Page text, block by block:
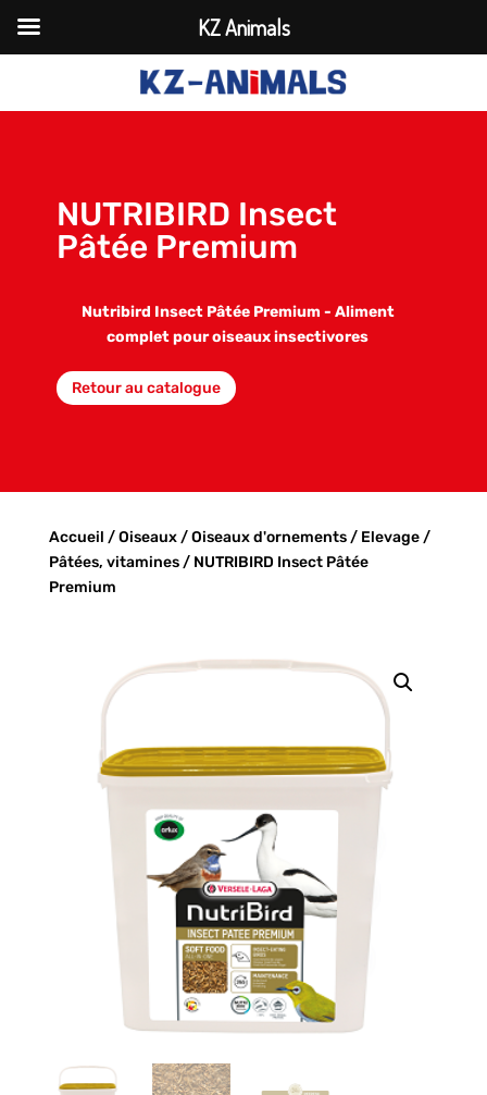
NUTRIBIRD Insect
Pâtée Premium
Nutribird Insect Pâtée Premium - Aliment
complet pour oiseaux insectivores
Retour au catalogue
Accueil /Oiseaux/Oiseaux d'ornements/ Elevage/
Pâtées, vitamines/ NUTRIBIRD Insect Pâtée
Premium
KZ Animals